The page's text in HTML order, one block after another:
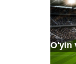
O'yin